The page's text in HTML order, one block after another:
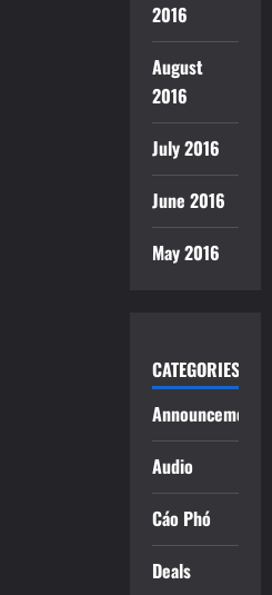
2016
August
2016
July 2016
June 2016
May 2016
CATEGORIES
Announcements
Audio
Cáo Phó
Deals